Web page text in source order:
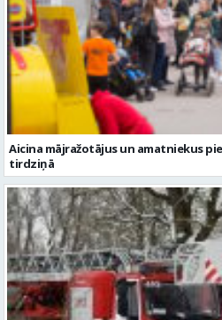
Aicina mājražotājus un amatniekus
tirdziņā